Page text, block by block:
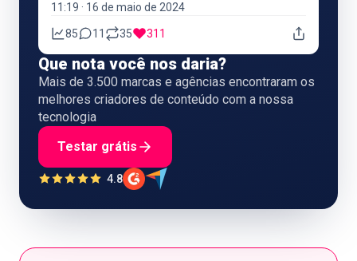
11:19 · 16 de maio de 2024
85 11 35 311
Que nota você nos daria?
Mais de 3.500 marcas e agências encontraram os
melhores criadores de conteúdo com a nossa
tecnologia
Testar grátis
4.8